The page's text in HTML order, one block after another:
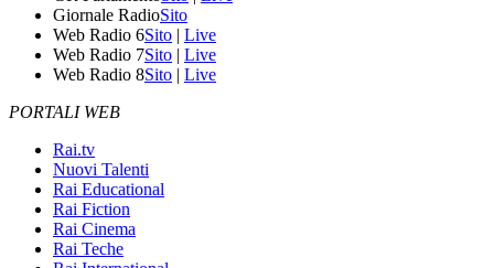
Giornale RadioSito
Web Radio 6Sito | Live
Web Radio 7Sito | Live
Web Radio 8Sito | Live
PORTALI WEB
Rai.tv
Nuovi Talenti
Rai Educational
Rai Fiction
Rai Cinema
Rai Teche